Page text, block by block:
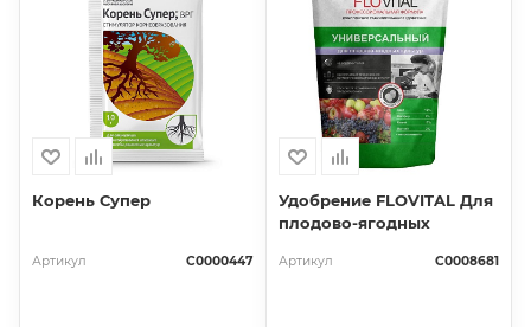
Корень Супер
Артикул С0000447
Удобрение FLOVITAL Для
плодово-ягодных
Артикул С0008681